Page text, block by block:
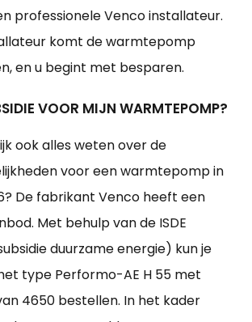
professionele Venco installateur.
komt de warmtepomp
en u begint met besparen.
VOOR MIJN WARMTEPOMP?
ook alles weten over de
voor een warmtepomp in
De fabrikant Venco heeft een
Met behulp van de ISDE
duurzame energie) kun je
type Performo-AE H 55 met
4650 bestellen. In het kader